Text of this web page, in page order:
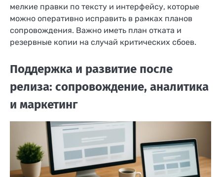
мелкие правки по тексту и интерфейсу, которые
можно оперативно исправить в рамках планов
сопровождения. Важно иметь план отката и
резервные копии на случай критических сбоев.
Поддержка и развитие после
релиза: сопровождение, аналитика
и маркетинг